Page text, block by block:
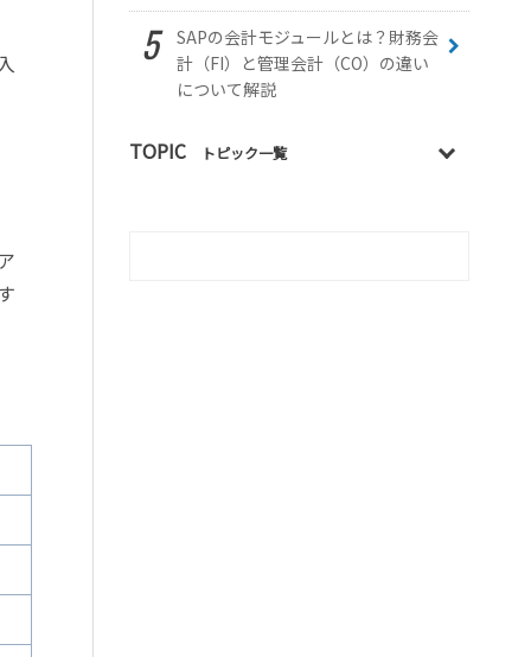
SAPの会計モジュールとは？財務会
計（FI）と管理会計（CO）の違い
について解説
TOPIC トピック一覧